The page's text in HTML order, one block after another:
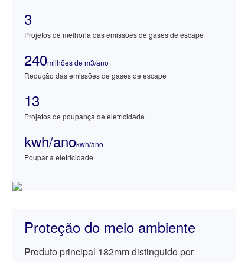
3
Projetos de melhoria das emissões de gases de escape
240milhões de m3/ano
Redução das emissões de gases de escape
13
Projetos de poupança de eletricidade
kwh/anokwh/ano
Poupar a eletricidade
Proteção do meio ambiente
Produto principal 182mm distinguido por